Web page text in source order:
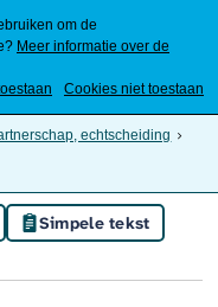
om de
Meer informatie over de
Cookies niet toestaan
echtscheiding
Simpele tekst